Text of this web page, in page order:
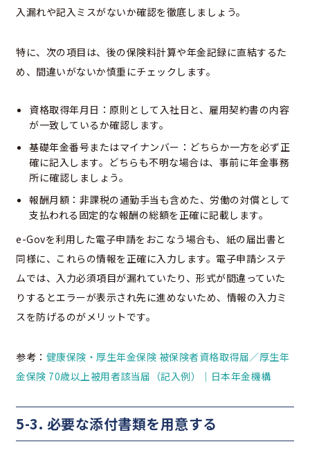
入漏れや記入ミスがないか確認を徹底しましょう。
特に、次の項目は、後の保険料計算や年金記録に直結するた
め、間違いがないか慎重にチェックします。
資格取得年月日：原則として入社日と、雇用契約書の内容
が一致しているか確認します。
基礎年金番号またはマイナンバー：どちらか一方を必ず正
確に記入します。どちらも不明な場合は、事前に年金事務
所に確認しましょう。
報酬月額：非課税の通勤手当も含めた、労働の対償として
支払われる固定的な報酬の総額を正確に記載します。
e-Govを利用した電子申請をおこなう場合も、紙の届出書と
同様に、これらの情報を正確に入力します。電子申請システ
ムでは、入力必須項目が漏れていたり、形式が間違っていた
りするとエラーが表示され先に進めないため、情報の入力ミ
スを防げるのがメリットです。
参考： 健康保険・厚生年金保険 被保険者資格取得届／厚生年
金保険 70歳以上被用者該当届（記入例）｜日本年金機構
5-3. 必要な添付書類を用意する